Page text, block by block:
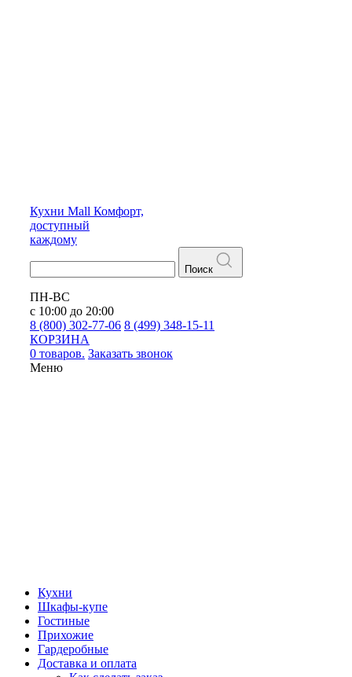
Кухни Mall Комфорт,
доступный
каждому
Поиск
ПН-ВС
с 10:00 до 20:00
8 (800) 302-77-06 8 (499) 348-15-11
КОРЗИНА
0 товаров. Заказать звонок
Меню
Кухни
Шкафы-купе
Гостиные
Прихожие
Гардеробные
Доставка и оплата